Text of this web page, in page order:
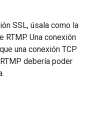
SSL, úsala como la
Una conexión
una conexión TCP
debería poder